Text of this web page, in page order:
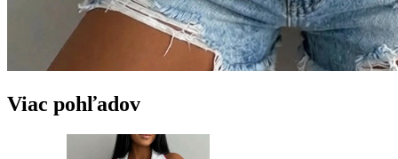
Viac pohľadov